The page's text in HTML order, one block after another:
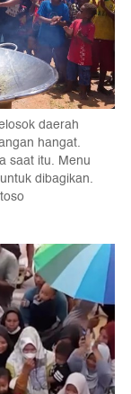
daerah
hangat.
saat itu. Menu
dibagikan.